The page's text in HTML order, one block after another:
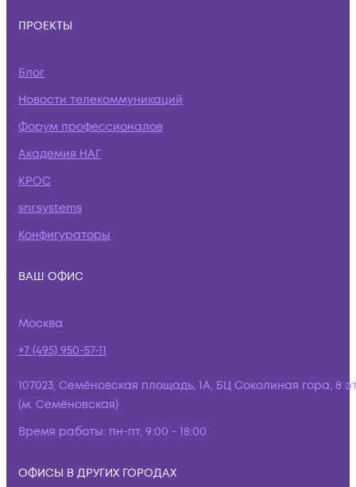
ПРОЕКТЫ
Блог
Новости телекоммуникаций
Форум профессионалов
Академия НАГ
КРОС
snr.systems
Конфигураторы
ВАШ ОФИС
Москва
+7 (495) 950-57-11
107023, Семёновская площадь, 1А, БЦ Соколиная гора, 8
(м. Семёновская)
Время работы: пн-пт, 9:00 - 18:00
ОФИСЫ В ДРУГИХ ГОРОДАХ